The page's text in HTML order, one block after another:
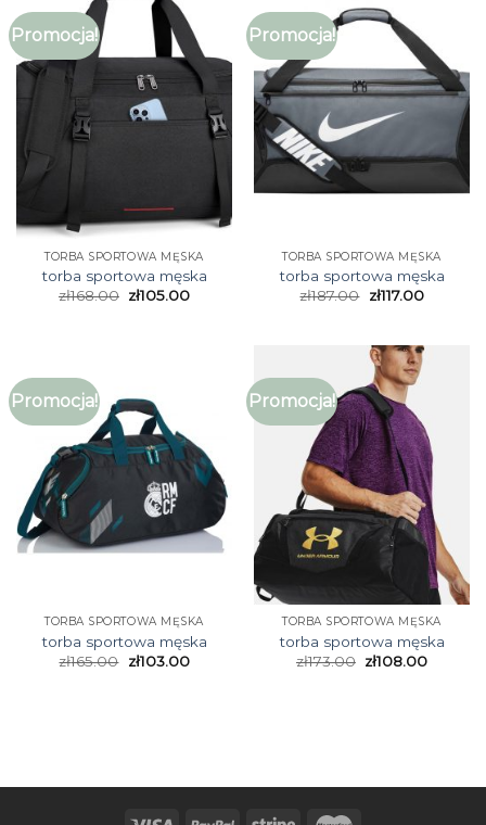
Promocja!
TORBA SPORTOWA MĘSKA
torba sportowa męska
zł168.00 zł105.00
Promocja!
TORBA SPORTOWA MĘSKA
torba sportowa męska
zł187.00 zł117.00
Promocja!
TORBA SPORTOWA MĘSKA
torba sportowa męska
zł165.00 zł103.00
Promocja!
TORBA SPORTOWA MĘSKA
torba sportowa męska
zł173.00 zł108.00